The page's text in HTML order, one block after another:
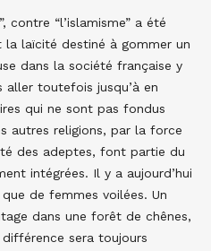
contre “l’islamisme” a été
laïcité destiné à gommer un
dans la société française y
aller toutefois jusqu’à en
qui ne sont pas fondus
autres religions, par la force
des adeptes, font partie du
intégrées. Il y a aujourd’hui
de femmes voilées. Un
dans une forêt de chênes,
sera toujours